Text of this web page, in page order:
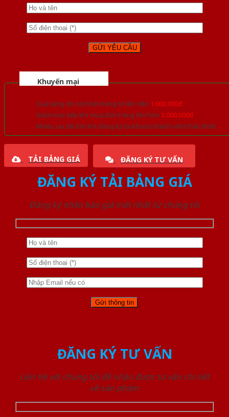
Khuyến mại
Quà tặng đồ nội thất trang trí lên đến 1.000.000đ
Giảm trực tiếp khi mua đơn hàng lớn hơn 3.000.000đ
Nhiều ưu đãi lớn khi đăng ký tài khoản thành viên thân thiết
TẢI BẢNG GIÁ ĐĂNG KÝ TƯ VẤN
ĐĂNG KÝ TẢI BẢNG GIÁ
Đăng ký nhận báo giá mới nhất từ chúng tôi
ĐĂNG KÝ TƯ VẤN
Liên hệ với chúng tôi để nhận được tư vấn chi tiết
về sản phẩm